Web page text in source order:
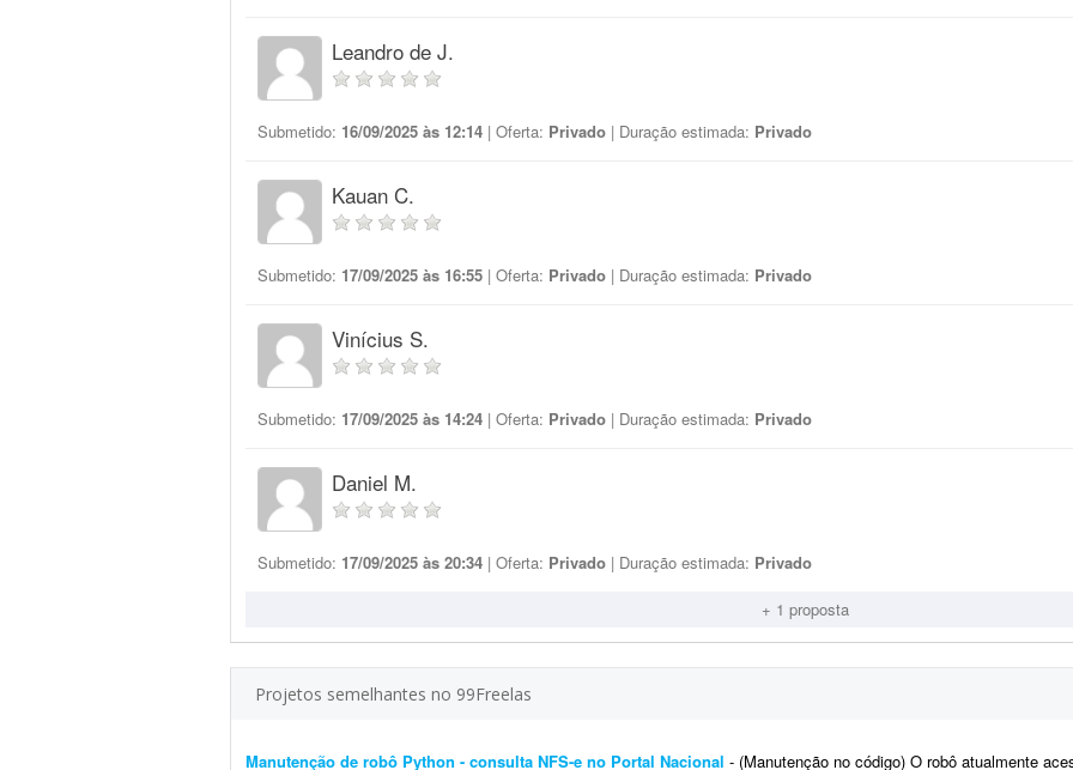
Leandro de J.
Submetido: 16/09/2025 às 12:14 | Oferta: Privado | Duração estimada: Privado
Kauan C.
Submetido: 17/09/2025 às 16:55 | Oferta: Privado | Duração estimada: Privado
Vinícius S.
Submetido: 17/09/2025 às 14:24 | Oferta: Privado | Duração estimada: Privado
Daniel M.
Submetido: 17/09/2025 às 20:34 | Oferta: Privado | Duração estimada: Privado
+ 1 proposta
Projetos semelhantes no 99Freelas
Manutenção de robô Python - consulta NFS-e no Portal Nacional - (Manutenção no código) O robô atualmente acessa o Portal Nacional da NFS-e com o